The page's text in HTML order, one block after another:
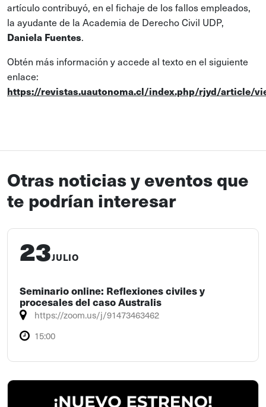
artículo contribuyó, en el fichaje de los fallos empleados,
la ayudante de la Academia de Derecho Civil UDP,
Daniela Fuentes.
Obtén más información y accede al texto en el siguiente
enlace:
https://revistas.uautonoma.cl/index.php/rjyd/article/
Otras noticias y eventos que
te podrían interesar
23JULIO
Seminario online: Reflexiones civiles y
procesales del caso Australis
https://zoom.us/j/91473463462
15:00